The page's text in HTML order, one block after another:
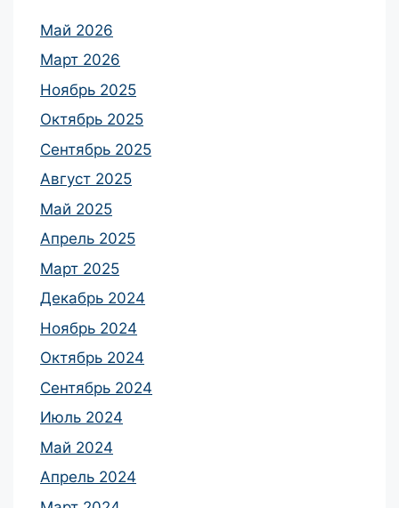
Май 2026
Март 2026
Ноябрь 2025
Октябрь 2025
Сентябрь 2025
Август 2025
Май 2025
Апрель 2025
Март 2025
Декабрь 2024
Ноябрь 2024
Октябрь 2024
Сентябрь 2024
Июль 2024
Май 2024
Апрель 2024